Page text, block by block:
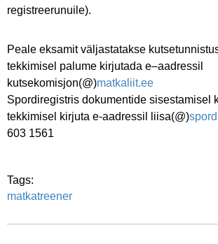
registreerunuile).
Peale eksamit väljastatakse
tekkimisel palume kirjutada e–aadressil
kutsekomisjon(@)matkaliit.ee
Spordiregistris dokumentide sisestamisel
tekkimisel kirjuta e-aadressil liisa(@)
603 1561
Tags:
matkatreener